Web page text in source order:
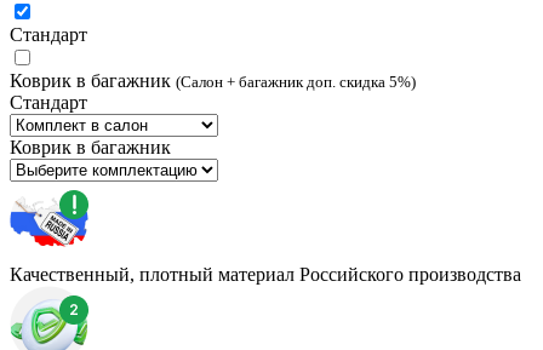
Стандарт
Коврик в багажник (Салон + багажник доп. скидка 5%)
Стандарт
Коврик в багажник
Качественный, плотный материал Российского производства